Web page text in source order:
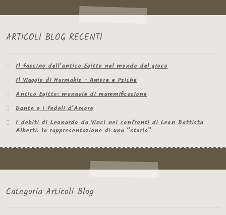
ARTICOLI BLOG RECENTI
Il fascino dell’antico Egitto nel mondo del gioco
Il Viaggio di Harmakis - Amore e Psiche
Antico Egitto: manuale di mummificazione
Dante e i fedeli d’Amore
I debiti di Leonardo da Vinci nei confronti di Leon Battista
Alberti: la rappresentazione di una “storia”
Categoria Articoli Blog